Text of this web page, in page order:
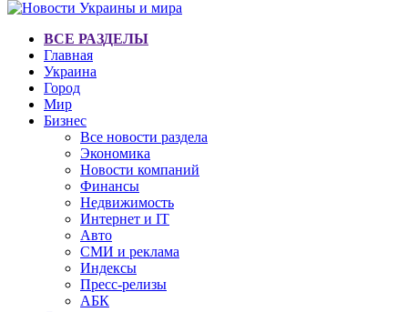
ВСЕ РАЗДЕЛЫ
Главная
Украина
Город
Мир
Бизнес
Все новости раздела
Экономика
Новости компаний
Финансы
Недвижимость
Интернет и IT
Авто
СМИ и реклама
Индексы
Пресс-релизы
АБК